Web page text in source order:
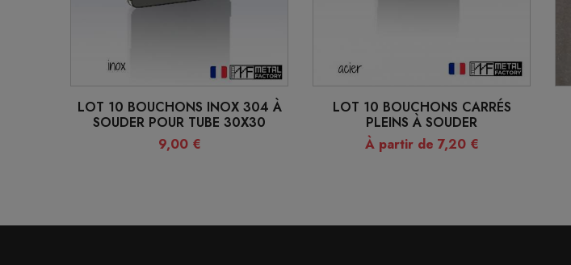
LOT 10 BOUCHONS INOX 304 À
SOUDER POUR TUBE 30X30
9,00 €
LOT 10 BOUCHONS CARRÉS
PLEINS À SOUDER
À partir de 7,20 €